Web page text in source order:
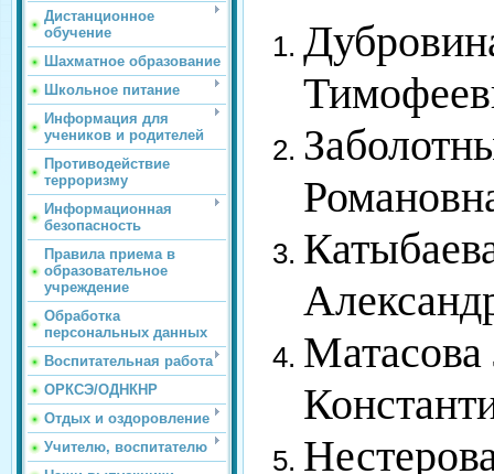
Дистанционное
обучение
Шахматное образование
Школьное питание
Информация для
учеников и родителей
Противодействие
терроризму
Информационная
безопасность
Правила приема в
образовательное
учреждение
Обработка
персональных данных
Воспитательная работа
ОРКСЭ/ОДНКНР
Отдых и оздоровление
Учителю, воспитателю